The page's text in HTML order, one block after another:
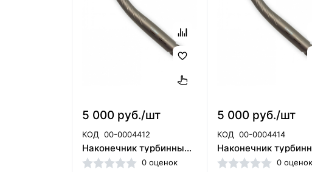
5 000 руб./шт
КОД 00-0004412
Наконечник турбинный CX308-A ортопедическая головка(40101854)
0 оценок
5 000 руб./шт
КОД 00-0004414
0 оценок